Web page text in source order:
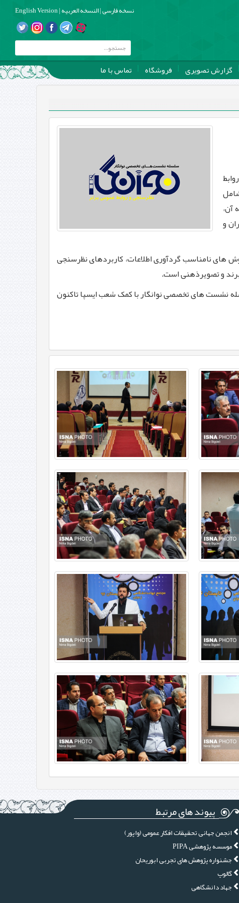
نسخه فارسی|النسخه العربیه|
English Version
گزارش تصویری فروشگاه تماس با ما
آن،
و
های نامناسب گردآوری اطلاعات، کاربردهای نظرسنجی
و تصویرذهنی است.
نشست های تخصصی نوانگار با کمک شعب ایسپا تاکنون
پیوند های مرتبط
انجمن جهانی تحقیقات افکار عمومی (واپور)
موسسه پژوهشی PIPA
جشنواره پژوهش های تجربی ابوریحان
گالوپ
جهاد دانشگاهی